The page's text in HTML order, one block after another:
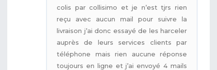
colis par collisimo et je n’est tjrs rien
reçu avec aucun mail pour suivre la
livraison j’ai donc essayé de les harceler
auprès de leurs services clients par
téléphone mais rien aucune réponse
toujours en ligne et j’ai envoyé 4 mails